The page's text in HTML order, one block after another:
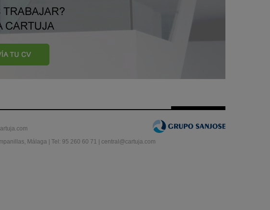
Málaga | Tel: 95 260 60 71 | central@cartuja.com